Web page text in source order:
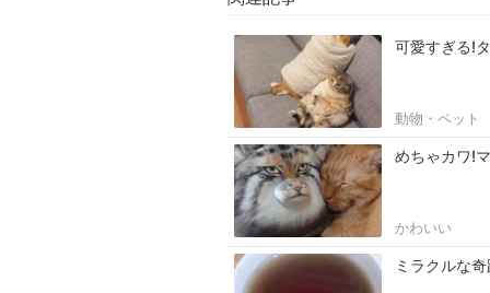
可愛すぎる!
動物・ペット
めちゃカワ!
かわいい
ミラクルな